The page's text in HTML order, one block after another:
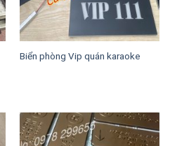
Biển phòng Vip quán karaoke